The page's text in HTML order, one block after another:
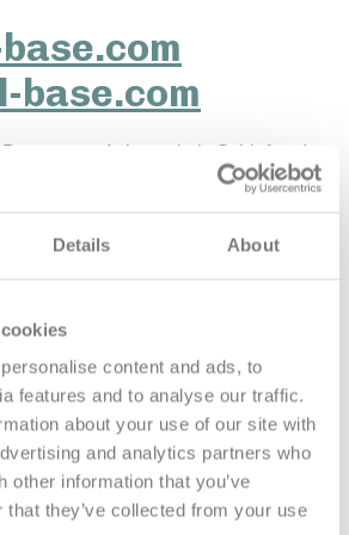
Details About
content and ads, to
features and to analyse our traffic.
about your use of our site with
and analytics partners who
other information that you’ve
that they’ve collected from your use
Achtsamkeit, Schlaf und
Volkswagen